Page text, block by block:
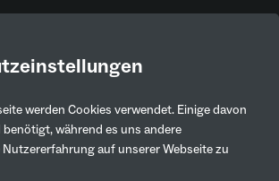
werden Cookies verwendet. Einige davon
während es uns andere
auf unserer Webseite zu